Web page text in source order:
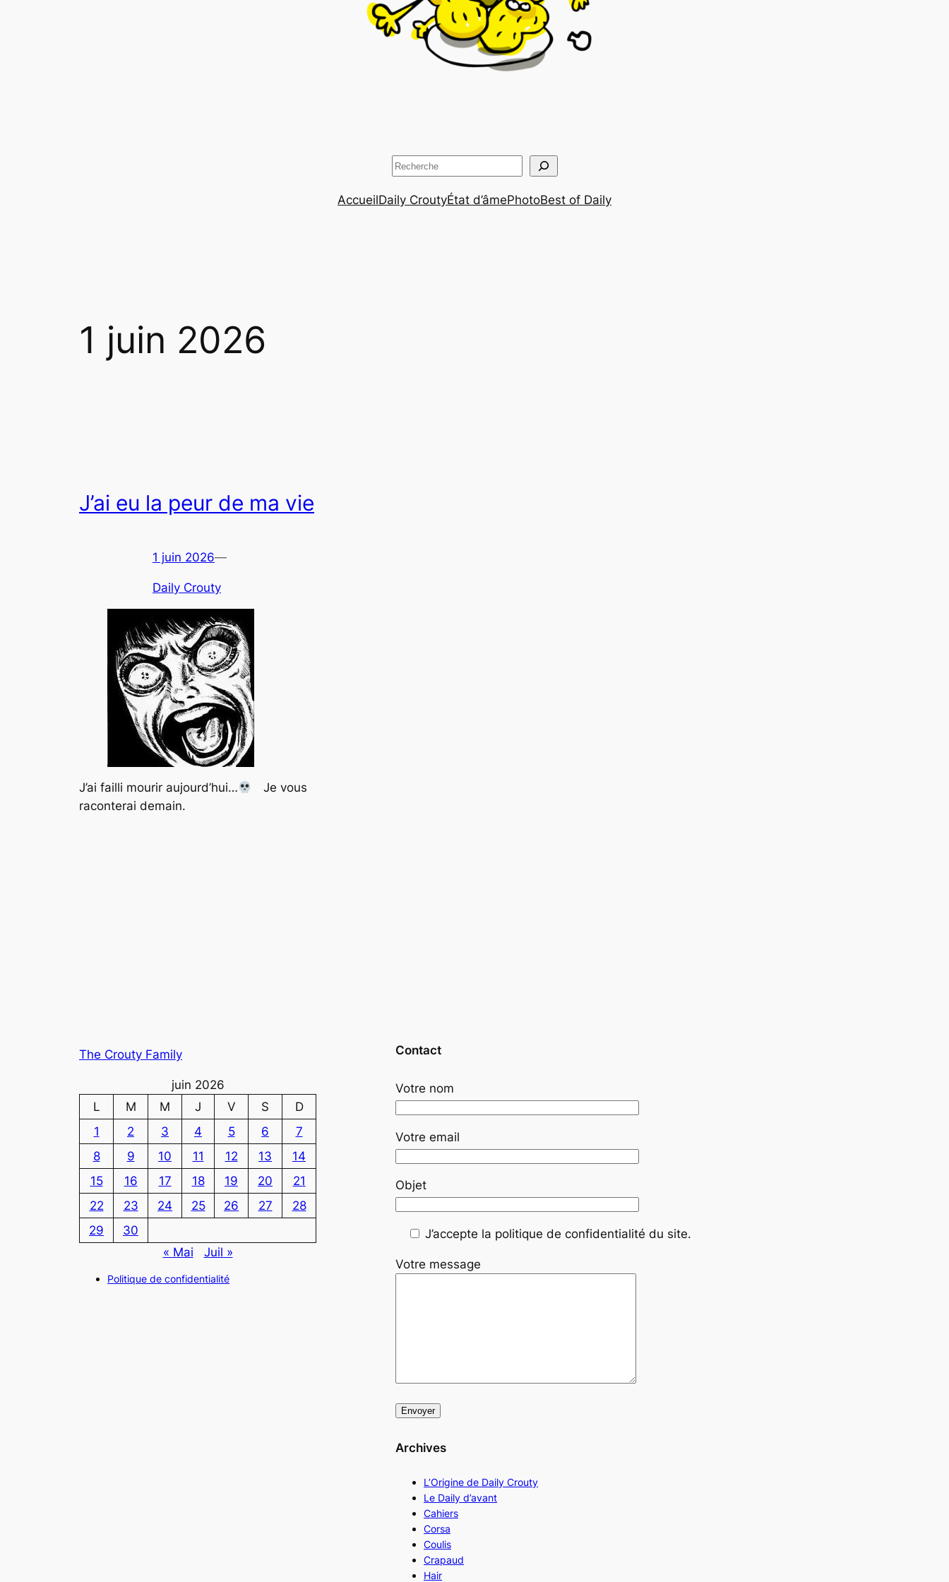
Rechercher
AccueilDaily CroutyÉtat d’âmePhotoBest of Daily
1 juin 2026
J’ai eu la peur de ma vie
1 juin 2026—
Daily Crouty
J’ai failli mourir aujourd’hui…
Je vous
raconterai demain.
The Crouty Family
juin 2026
L
M M J V S
D
1
2 3 4 5 6
7
8
9 10 11 12 13
14
15
16 17 18 19 20
21
22
23 24 25 26 27
28
29
30
« Mai
Juil »
Politique de confidentialité
Contact
Votre nom
Votre email
Objet
J’accepte la politique de confidentialité du site.
Votre message
Archives
L’Origine de Daily Crouty
Le Daily d’avant
Cahiers
Corsa
Coulis
Crapaud
Hair